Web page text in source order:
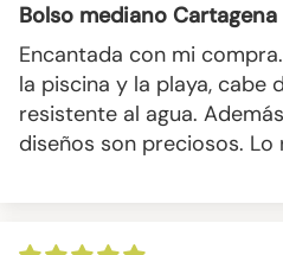
Bolso mediano Cartagena
Encantada con mi
la piscina y la playa, cabe
resistente al agua.
diseños son preciosos. Lo